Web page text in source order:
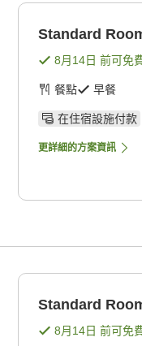
Standard
8月14日 前可免
餐點 早餐
在住宿設施付款
更詳細的方案資訊
Standard
8月14日 前可免